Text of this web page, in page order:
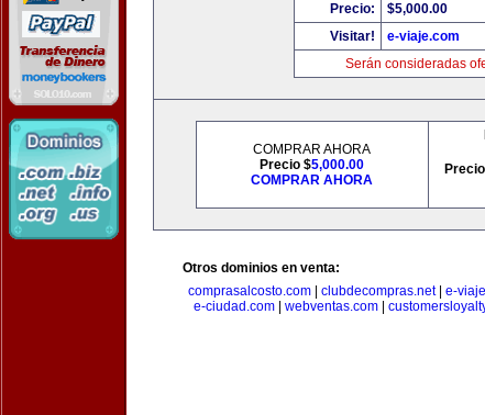
Precio:
$5,000.00
Visitar!
e-viaje.com
Serán consideradas
COMPRAR AHORA
Precio $5,000.00
COMPRAR AHORA
Otros dominios en venta:
comprasalcosto.com
clubdecompras.net| e-
e-ciudad.com| webventas.com|